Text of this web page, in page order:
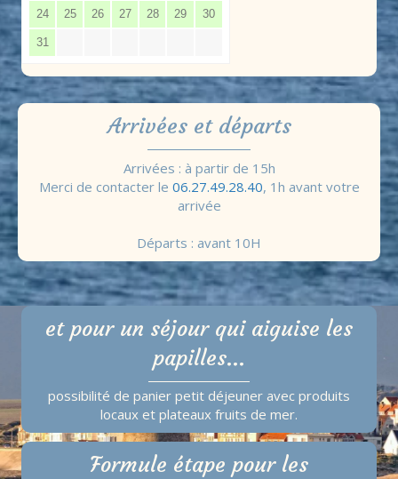
24 25 26 27 28 29 30
31
Arrivées et départs
Arrivées : à partir de 15h
Merci de contacter le 06.27.49.28.40, 1h avant votre
arrivée
Départs : avant 10H
et pour un séjour qui aiguise les
papilles...
possibilité de panier petit déjeuner avec produits
locaux et plateaux fruits de mer.
Formule étape pour les